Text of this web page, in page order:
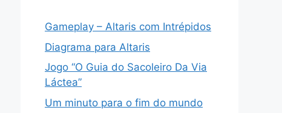
Gameplay – Altaris com Intrépidos
Diagrama para Altaris
Jogo “O Guia do Sacoleiro Da Via
Láctea”
Um minuto para o fim do mundo